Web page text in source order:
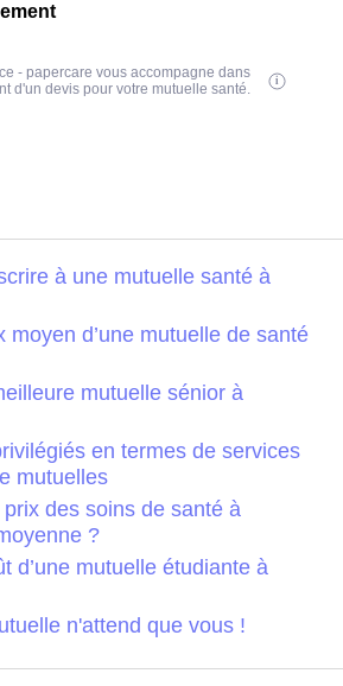
- papercare vous accompagne dans
d'un devis pour votre mutuelle santé.
à une mutuelle santé à
moyen d’une mutuelle de santé
mutuelle sénior à
en termes de services
mutuelles
des soins de santé à
?
d’une mutuelle étudiante à
n'attend que vous !